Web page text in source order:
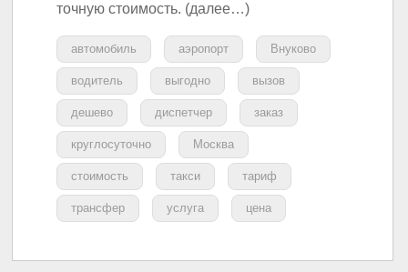
точную стоимость. (далее…)
автомобиль аэропорт Внуково
водитель выгодно вызов
дешево диспетчер заказ
круглосуточно Москва
стоимость такси тариф
трансфер услуга цена